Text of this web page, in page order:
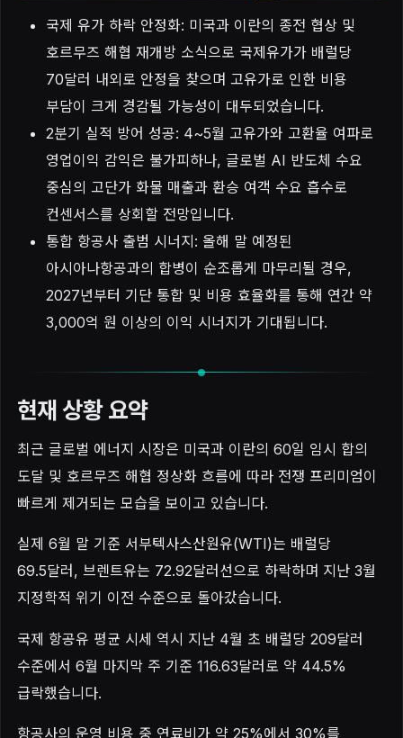
국제 유가 하락 안정화: 미국과 이란의 종전 협상 및
호르무즈 해협 재개방 소식으로 국제유가가 배럴당
70달러 내외로 안정을 찾으며 고유가로 인한 비용
부담이 크게 경감될 가능성이 대두되었습니다.
2분기 실적 방어 성공: 4~5월 고유가와 고환율 여파로
영업이익 감익은 불가피하나, 글로벌 AI 반도체 수요
중심의 고단가 화물 매출과 환승 여객 수요 흡수로
컨센서스를 상회할 전망입니다.
통합 항공사 출범 시너지: 올해 말 예정된
아시아나항공과의 합병이 순조롭게 마무리될 경우,
2027년부터 기단 통합 및 비용 효율화를 통해 연간 약
3,000억 원 이상의 이익 시너지가 기대됩니다.
현재 상황 요약
최근 글로벌 에너지 시장은 미국과 이란의 60일 임시 합의
도달 및 호르무즈 해협 정상화 흐름에 따라 전쟁 프리미엄이
빠르게 제거되는 모습을 보이고 있습니다.
실제 6월 말 기준 서부텍사스산원유(WTI)는 배럴당
69.5달러, 브렌트유는 72.92달러선으로 하락하며 지난 3월
지정학적 위기 이전 수준으로 돌아갔습니다.
국제 항공유 평균 시세 역시 지난 4월 초 배럴당 209달러
수준에서 6월 마지막 주 기준 116.63달러로 약 44.5%
급락했습니다.
항공사의 운영 비용 중 연료비가 약 25%에서 30%를